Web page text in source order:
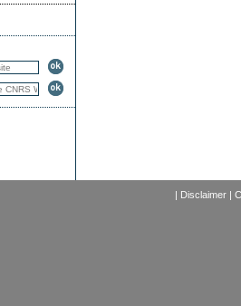
| Disclaimer|